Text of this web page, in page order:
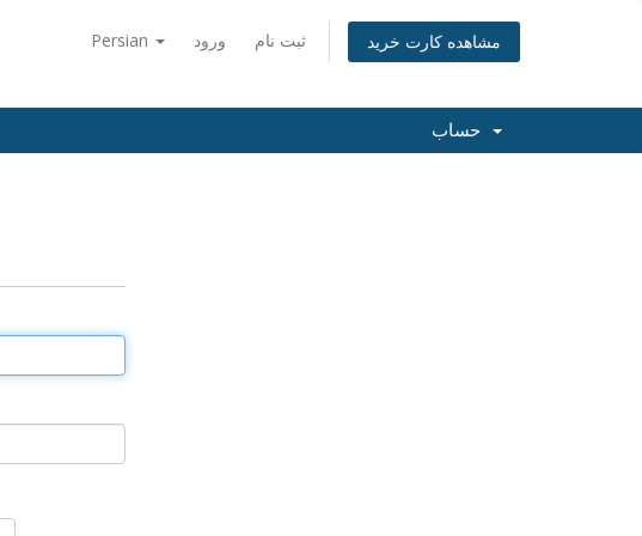
Persian ورود ثبت نام مشاهده کارت خرید